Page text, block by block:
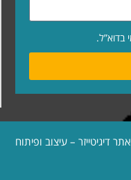
בדוא”ל.
דיגיטייזר – עיצוב ופיתוח